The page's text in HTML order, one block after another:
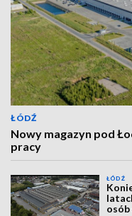
ŁÓDŹ
Nowy magazyn pod
pracy
ŁÓDŹ